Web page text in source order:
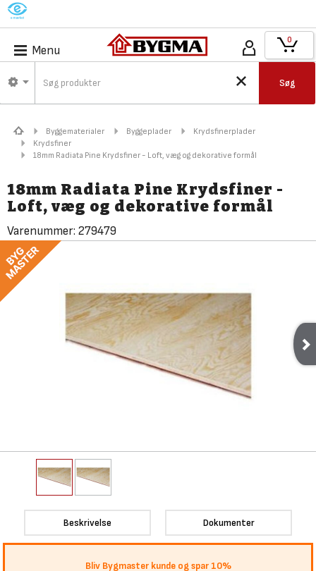
M
Menu
Søg
0
Byggematerialer Byggeplader
Krydsfinerplader
Krydsfiner
18mm Radiata Pine Krydsfiner - Loft, væg og dekorative formål
18mm Radiata Pine Krydsfiner -
Loft, væg og dekorative formål
Varenummer: 279479
Beskrivelse Dokumenter
Bliv Bygmaster kunde og spar 10%